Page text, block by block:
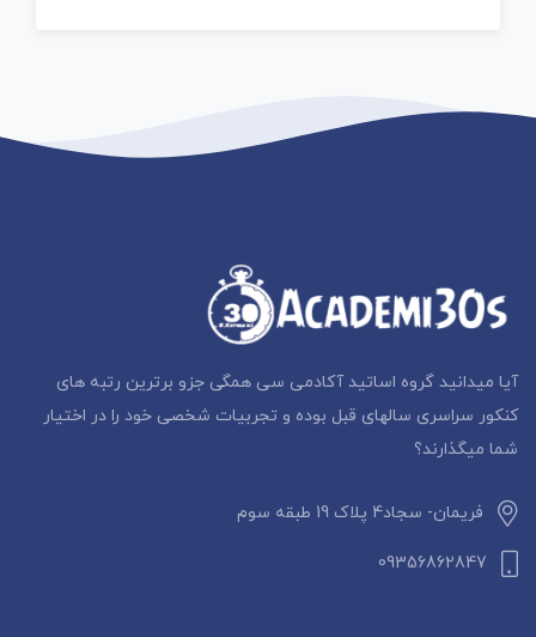
آیا میدانید گروه اساتید آکادمی سی همگی جزو برترین رتبه های
کنکور سراسری سالهای قبل بوده و تجربیات شخصی خود را در اختیار
شما میگذارند؟
فریمان- سجاد4 پلاک 19 طبقه سوم
09356862847